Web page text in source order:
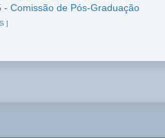
- Comissão de Pós-Graduação
]